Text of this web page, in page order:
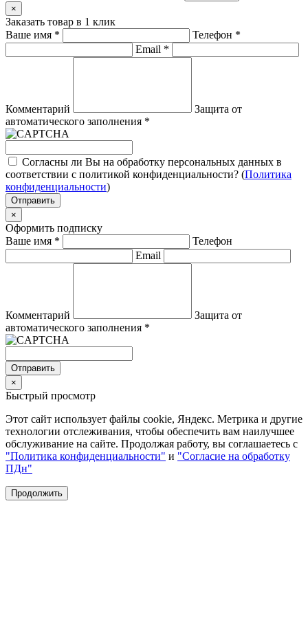
×
Заказать товар в 1 клик
Ваше имя * Телефон *
Email *
Комментарий
Защита от
автоматического заполнения *
Согласны ли Вы на обработку персональных данных в
соответствии с политикой конфиденциальности? (Политика
конфиденциальности)
Отправить
×
Оформить подписку
Ваше имя *
Телефон
Email
Комментарий
Защита от
автоматического заполнения *
Отправить
×
Быстрый просмотр
Этот сайт использует файлы cookie, Яндекс. Метрика и другие
технологии отслеживания, чтобы обеспечить вам наилучшее
обслуживание на сайте. Продолжая работу, вы соглашаетесь с
"Политика конфиденциальности" и "Согласие на обработку
ПДн"
Продолжить